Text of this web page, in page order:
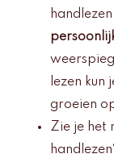
lezen kun
groeien
Zie je het